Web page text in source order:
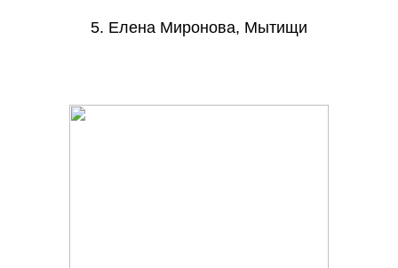
5. Елена Миронова, Мытищи